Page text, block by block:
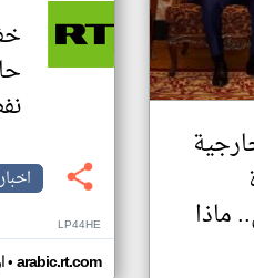
ماذا
LP44HE
• arabic.rt.com